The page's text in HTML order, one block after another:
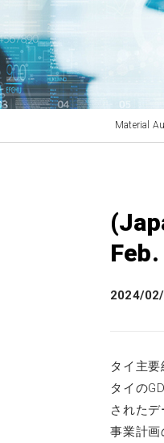
Material
Feb.
2024/
タイ主
タイの
された
事業計画